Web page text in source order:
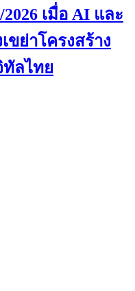
เมื่อ AI และ
ขย่าโครงสร้าง
ทัลไทย